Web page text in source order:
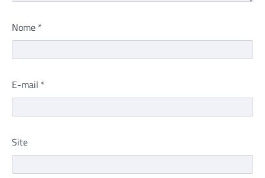
Nome *
E-mail *
Site